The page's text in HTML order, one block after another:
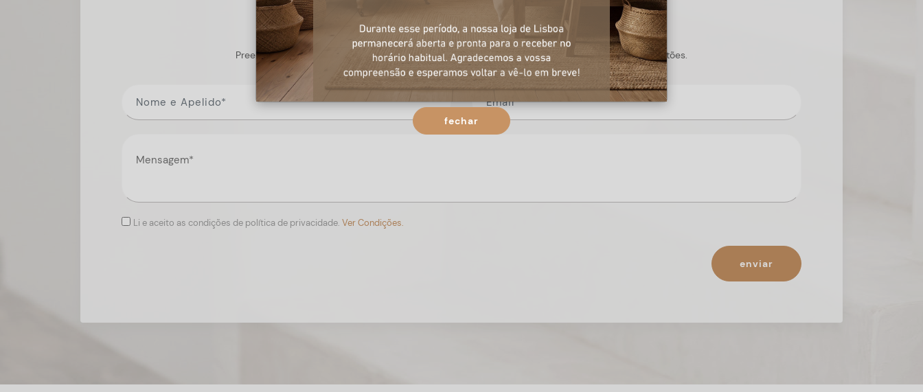
+ informações
Preencha o formulário, e num curto espaço de tempo, temos respostas para todas as suas questões.
Li e aceito as condições de política de privacidade. Ver Condições.
enviar
fechar